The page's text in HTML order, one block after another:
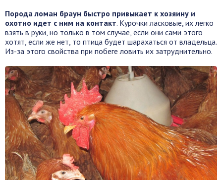
Порода ломан браун быстро привыкает к хозяину и
охотно идет с ним на контакт. Курочки ласковые, их легко
взять в руки, но только в том случае, если они сами этого
хотят, если же нет, то птица будет шарахаться от владельца.
Из-за этого свойства при побеге ловить их затруднительно.